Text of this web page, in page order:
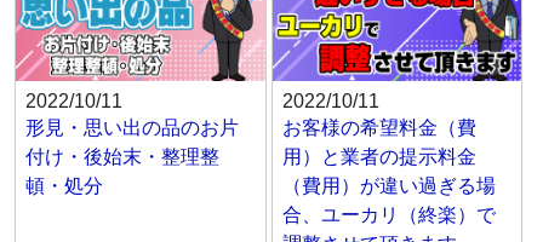
2022/10/11
形見・思い出の品のお片
付け・後始末・整理整
頓・処分
2022/10/11
お客様の希望料金（費
用）と業者の提示料金
（費用）が違い過ぎる場
合、ユーカリ（終楽）で